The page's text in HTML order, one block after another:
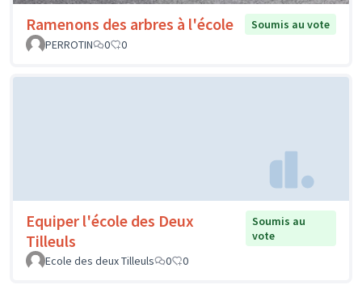
Ramenons des arbres à l'école
Soumis au vote
PERROTIN
0 0
Equiper l'école des Deux
Tilleuls
Soumis au
vote
Ecole des deux Tilleuls
0 0